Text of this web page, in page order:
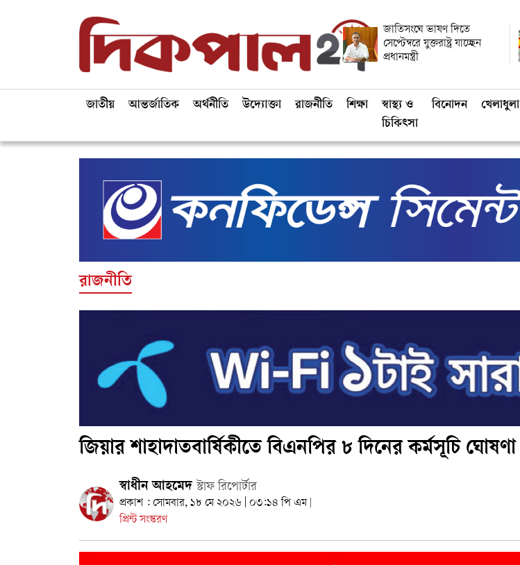
জাতিসংঘে ভাষণ দিতে
সেপ্টেম্বরে যুক্তরাষ্ট্র যাচ্ছেন
প্রধানমন্ত্রী
জাতীয় আন্তর্জাতিক অর্থনীতি উদ্যোক্তা রাজনীতি শিক্ষা
স্বাস্থ্য ও
চিকিৎসা
বিনোদন খেলাধুলা
রাজনীতি
জিয়ার শাহাদাতবার্ষিকীতে বিএনপির ৮ দিনের কর্মসূচি ঘোষণা
স্বাধীন আহমেদস্টাফ রিপোর্টার
প্রকাশ : সোমবার, ১৮ মে ২০২৬ | ০৩:১৪ পি এম
প্রিন্ট সংস্করণ